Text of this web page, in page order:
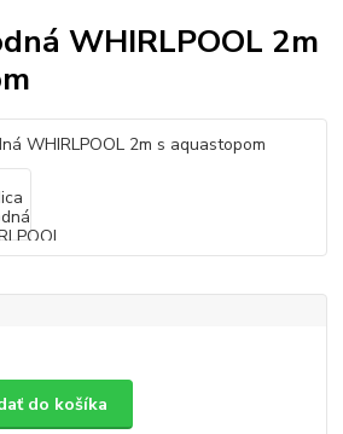
WHIRLPOOL 2m
do košíka